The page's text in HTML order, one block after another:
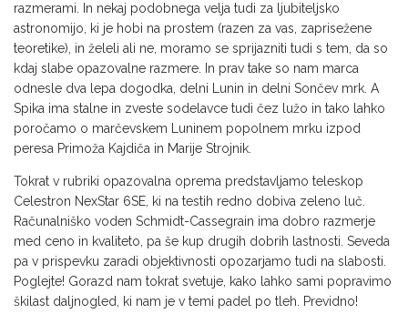
razmerami. In nekaj podobnega velja tudi za ljubiteljsko
astronomijo, ki je hobi na prostem (razen za vas, zaprisežene
teoretike), in želeli ali ne, moramo se sprijazniti tudi s tem, da so
kdaj slabe opazovalne razmere. In prav take so nam marca
odnesle dva lepa dogodka, delni Lunin in delni Sončev mrk. A
Spika ima stalne in zveste sodelavce tudi čez lužo in tako lahko
poročamo o marčevskem Luninem popolnem mrku izpod
peresa Primoža Kajdiča in Marije Strojnik.
Tokrat v rubriki opazovalna oprema predstavljamo teleskop
Celestron NexStar 6SE, ki na testih redno dobiva zeleno luč.
Računalniško voden Schmidt-Cassegrain ima dobro razmerje
med ceno in kvaliteto, pa še kup drugih dobrih lastnosti. Seveda
pa v prispevku zaradi objektivnosti opozarjamo tudi na slabosti.
Poglejte! Gorazd nam tokrat svetuje, kako lahko sami popravimo
škilast daljnogled, ki nam je v temi padel po tleh. Previdno!